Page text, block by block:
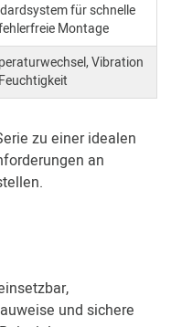
für schnelle
Montage
Vibration
zu einer idealen
an
und sichere